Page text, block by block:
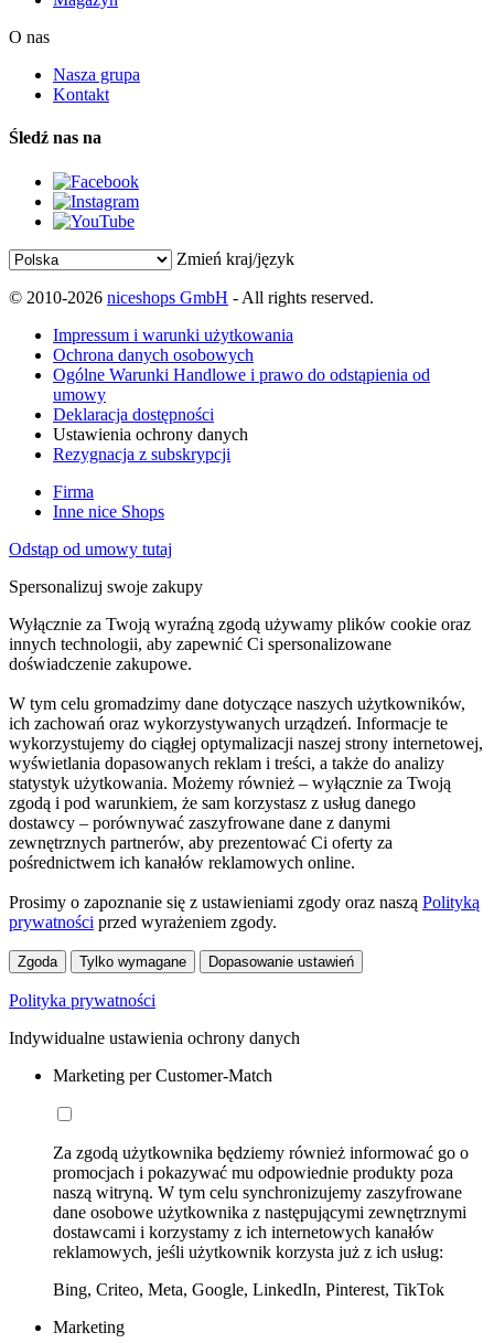
O nas
Nasza grupa
Kontakt
Śledź nas na
Zmień kraj/język
© 2010-2026 niceshops GmbH - All rights reserved.
Impressum i warunki użytkowania
Ochrona danych osobowych
Ogólne Warunki Handlowe i prawo do odstąpienia od
umowy
Deklaracja dostępności
Ustawienia ochrony danych
Rezygnacja z subskrypcji
Firma
Inne nice Shops
Odstąp od umowy tutaj
Spersonalizuj swoje zakupy
Wyłącznie za Twoją wyraźną zgodą używamy plików cookie oraz
innych technologii, aby zapewnić Ci spersonalizowane
doświadczenie zakupowe.
W tym celu gromadzimy dane dotyczące naszych użytkowników,
ich zachowań oraz wykorzystywanych urządzeń. Informacje te
wykorzystujemy do ciągłej optymalizacji naszej strony internetowej,
wyświetlania dopasowanych reklam i treści, a także do analizy
statystyk użytkowania. Możemy również – wyłącznie za Twoją
zgodą i pod warunkiem, że sam korzystasz z usług danego
dostawcy – porównywać zaszyfrowane dane z danymi
zewnętrznych partnerów, aby prezentować Ci oferty za
pośrednictwem ich kanałów reklamowych online.
Prosimy o zapoznanie się z ustawieniami zgody oraz naszą Polityką
prywatności przed wyrażeniem zgody.
Zgoda Tylko wymagane Dopasowanie ustawień
Polityka prywatności
Indywidualne ustawienia ochrony danych
Marketing per Customer-Match
Za zgodą użytkownika będziemy również informować go o
promocjach i pokazywać mu odpowiednie produkty poza
naszą witryną. W tym celu synchronizujemy zaszyfrowane
dane osobowe użytkownika z następującymi zewnętrznymi
dostawcami i korzystamy z ich internetowych kanałów
reklamowych, jeśli użytkownik korzysta już z ich usług:
Bing, Criteo, Meta, Google, LinkedIn, Pinterest, TikTok
Marketing